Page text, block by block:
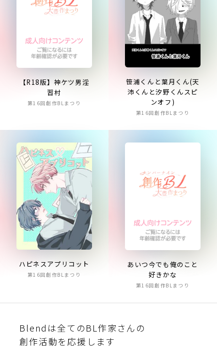
【R18版】神ケツ男淫
習村
第16回創作BLまつり
笹浦くんと葉月くん(天
沛くんと汐野くんスピ
ンオフ)
第16回創作BLまつり
ハピネスアプリコット
第16回創作BLまつり
あいつ今でも俺のこと
好きかな
第16回創作BLまつり
Blendは全てのBL作家さんの
創作活動を応援します